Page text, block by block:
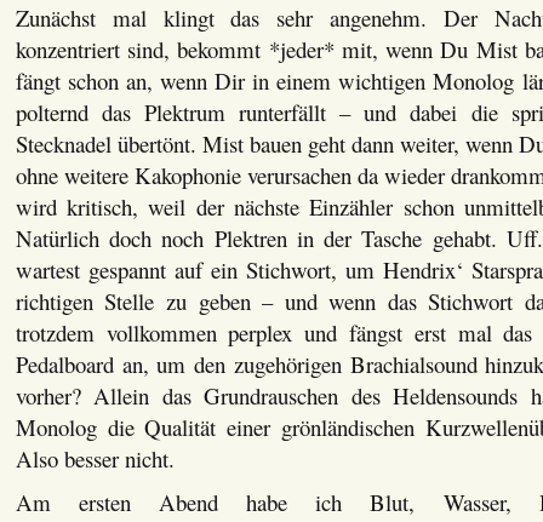
Zunächst mal klingt das sehr angenehm. Der
konzentriert sind, bekommt *jeder* mit, wenn Du Mist
fängt schon an, wenn Dir in einem wichtigen Monolog
polternd das Plektrum runterfällt – und dabei die
Stecknadel übertönt. Mist bauen geht dann weiter, wenn
ohne weitere Kakophonie verursachen da wieder
wird kritisch, weil der nächste Einzähler schon
Natürlich doch noch Plektren in der Tasche gehabt.
wartest gespannt auf ein Stichwort, um Hendrix‘
richtigen Stelle zu geben – und wenn das Stichwort
trotzdem vollkommen perplex und fängst erst mal das
Pedalboard an, um den zugehörigen Brachialsound
vorher? Allein das Grundrauschen des Heldensounds
Monolog die Qualität einer grönländischen
Also besser nicht.
Am ersten Abend habe ich Blut, Wasser,